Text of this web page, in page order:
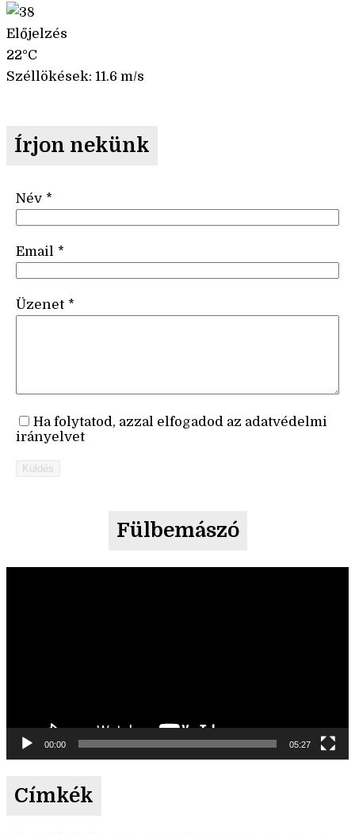
Előjelzés
22°C
Széllökések: 11.6 m/s
Írjon nekünk
Név *
Email *
Üzenet *
Ha folytatod, azzal elfogadod az adatvédelmi
irányelvet
Küldés
Fülbemászó
00:00 05:27
Címkék